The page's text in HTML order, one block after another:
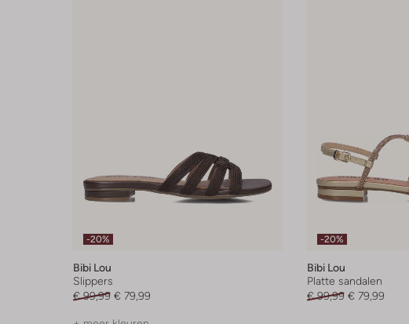
-20%
Bibi Lou
Slippers
€ 99,99 € 79,99
-20%
Bibi Lou
Platte sandalen
€ 99,99 € 79,99